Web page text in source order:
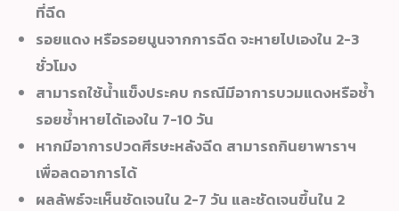
ที่ฉีด
รอยแดง หรือรอยนูนจากการฉีด จะหายไปเองใน 2-3
ชั่วโมง
สามารถใช้น้ำแข็งประคบ กรณีมีอาการบวมแดงหรือช้ำ
รอยช้ำหายได้เองใน 7-10 วัน
หากมีอาการปวดศีรษะหลังฉีด สามารถกินยาพาราฯ
เพื่อลดอาการได้
ผลลัพธ์จะเห็นชัดเจนใน 2-7 วัน และชัดเจนขึ้นใน 2